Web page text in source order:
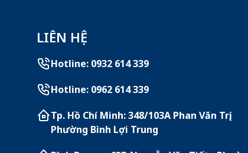
LIÊN HỆ
Hotline: 0932 614 339
Hotline: 0962 614 339
Tp. Hồ Chí Minh: 348/103A Phan Văn Trị,
Phường Bình Lợi Trung